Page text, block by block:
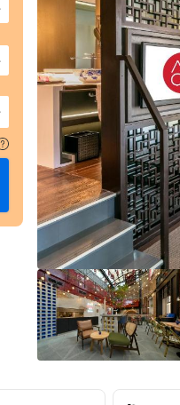
9.6/10！
（分
數
彙
整
自
827
則
評
語）
由
顧
客
於
入